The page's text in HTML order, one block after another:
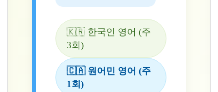
🇰🇷 한국인 영어 (주
3회)
🇨🇦 원어민 영어 (주
1회)